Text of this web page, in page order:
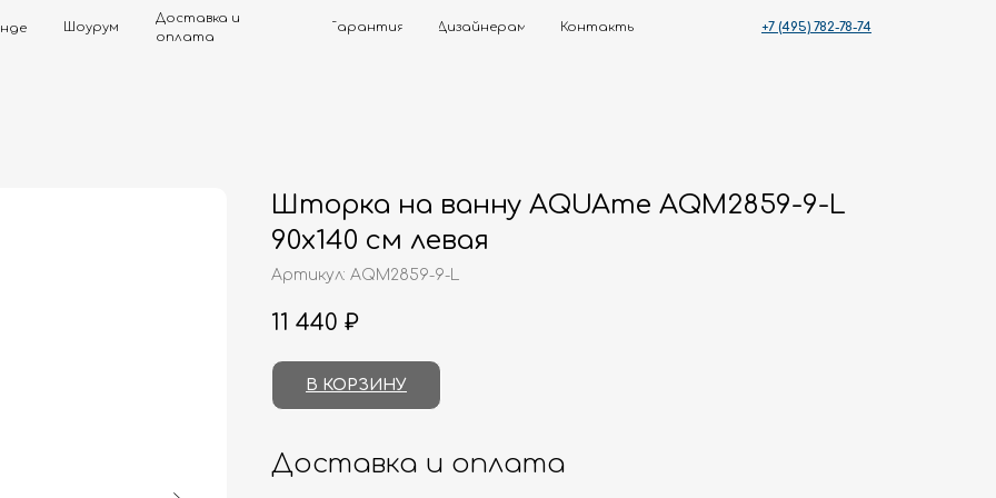
+7 (495) 782-78-74
Контакты
Дизайнерам
Доставка и
оплата
Шоурум
Шторка на ванну AQUAme AQM2859-9-L
90х140 см левая
Артикул: AQM2859-9-L
11 440 ₽
В КОРЗИНУ
Доставка и оплата